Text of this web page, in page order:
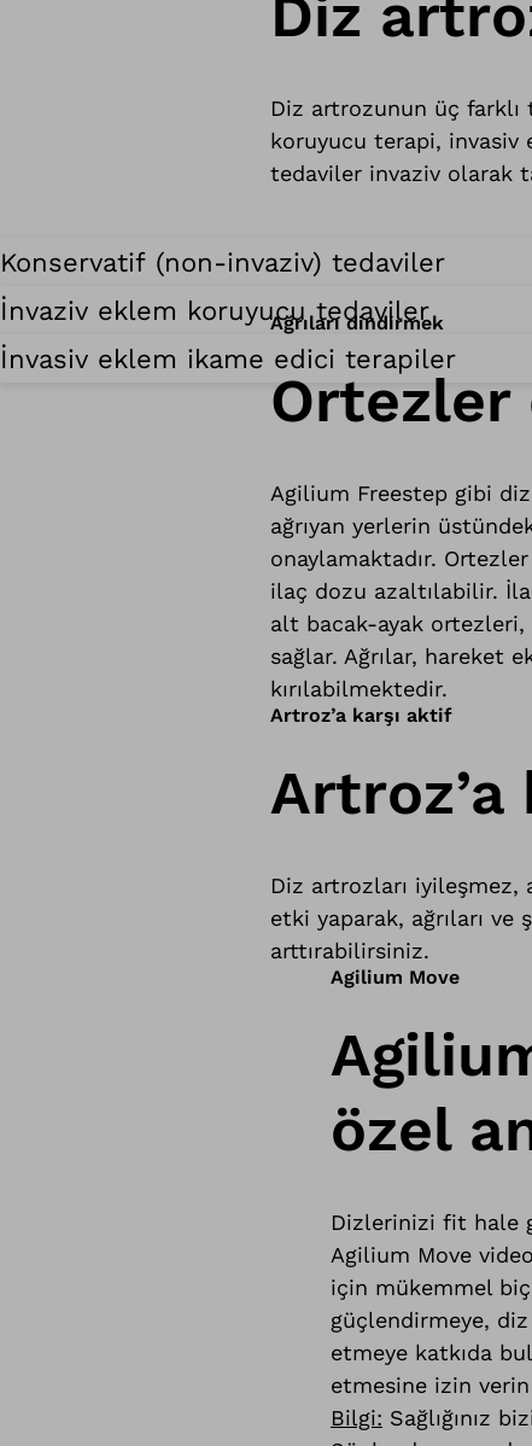
Diz
Diz artrozunun üç
koruyucu terapi, invasiv
tedaviler invaziv olarak
Konservatif (non-invaziv) tedaviler
İnvaziv eklem koruyucu tedaviler
İnvasiv eklem ikame edici terapiler
Ağrıları dindirmek
Ortezler
Agilium Freestep gibi
ağrıyan yerlerin
onaylamaktadır.
ilaç dozu azaltılabilir.
alt bacak-ayak ortezleri,
sağlar. Ağrılar, hareket
kırılabilmektedir.
Artroz’a karşı aktif
Diz artrozları
etki yaparak, ağrıları
arttırabilirsiniz.
Agilium Move
özel
Dizlerinizi fit hale
Agilium Move
için mükemmel
güçlendirmeye,
etmeye katkıda
etmesine izin
Bilgi: Sağlığınız